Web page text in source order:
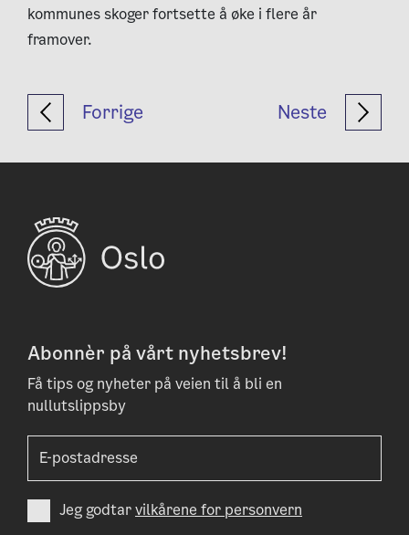
kommunes skoger fortsette å øke i flere år
framover.
Forrige Neste
Abonnèr på vårt nyhetsbrev!
Få tips og nyheter på veien til å bli en
nullutslippsby
Jeg godtarvilkårene for personvern